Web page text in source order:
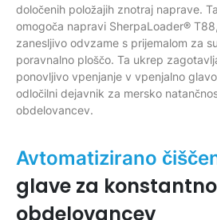
določenih položajih znotraj naprave.
omogoča napravi SherpaLoader®
zanesljivo odvzame s prijemalom za
poravnalno ploščo. Ta ukrep
ponovljivo vpenjanje v vpenjalno
odločilni dejavnik za mersko
obdelovancev.
Avtomatizirano
glave za
obdelovancev